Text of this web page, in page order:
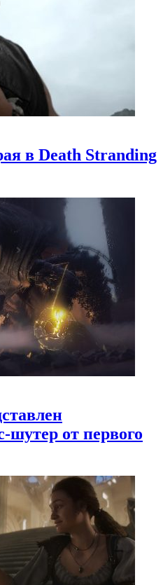
в Death Stranding
шутер от первого